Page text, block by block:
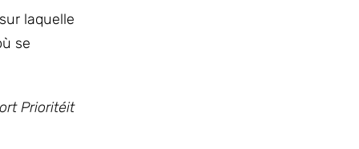
laquelle
se
Prioritéit